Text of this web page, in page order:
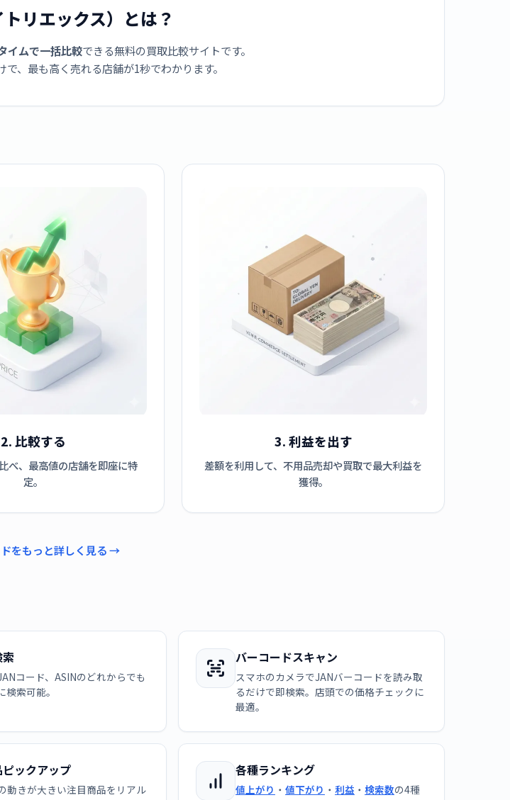
トリエックス）とは？
イムで一括比較できる無料の買取比較サイトです。
、最も高く売れる店舗が1秒でわかります。
2. 比較する
べ、最高値の店舗を即座に特
定。
3. 利益を出す
差額を利用して、不用品売却や買取で最大利益を
獲得。
をもっと詳しく見る →
コード、ASINのどれからでも
検索可能。
バーコードスキャン
スマホのカメラでJANバーコードを読み取
るだけで即検索。店頭での価格チェックに
最適。
ックアップ
動きが大きい注目商品をリアル
各種ランキング
値上がり ・ 値下がり ・ 利益 ・ 検索数の4種